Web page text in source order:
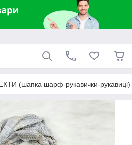
(шапка-шарф-рукавички-рукавиці)